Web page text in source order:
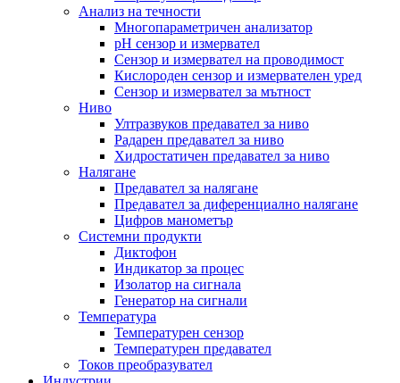
Анализ на течности
Многопараметричен анализатор
pH сензор и измервател
Сензор и измервател на проводимост
Кислороден сензор и измервателен уред
Сензор и измервател за мътност
Ниво
Ултразвуков предавател за ниво
Радарен предавател за ниво
Хидростатичен предавател за ниво
Налягане
Предавател за налягане
Предавател за диференциално налягане
Цифров манометър
Системни продукти
Диктофон
Индикатор за процес
Изолатор на сигнала
Генератор на сигнали
Температура
Температурен сензор
Температурен предавател
Токов преобразувател